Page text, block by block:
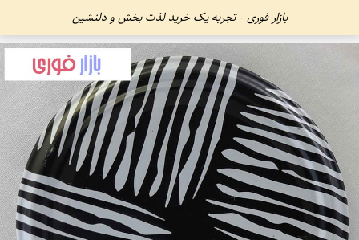
بازار فوری - تجربه یک خرید لذت بخش و دلنشین